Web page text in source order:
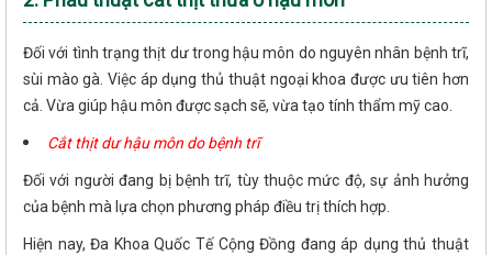
Đối với tình trạng thịt dư trong hậu môn do nguyên nhân bệnh trĩ,
sùi mào gà. Việc áp dụng thủ thuật ngoại khoa được ưu tiên hơn
cả. Vừa giúp hậu môn được sạch sẽ, vừa tạo tính thẩm mỹ cao.
Cắt thịt dư hậu môn do bệnh trĩ
Đối với người đang bị bệnh trĩ, tùy thuộc mức độ, sự ảnh hưởng
của bệnh mà lựa chọn phương pháp điều trị thích hợp.
Hiện nay, Đa Khoa Quốc Tế Cộng Đồng đang áp dụng thủ thuật